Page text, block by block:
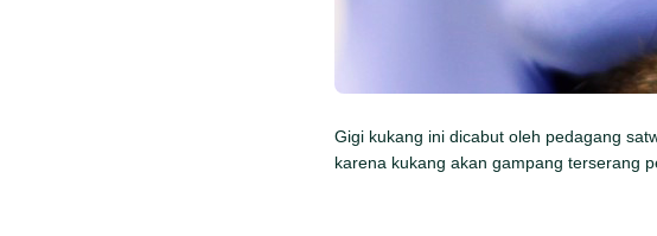
Gigi kukang ini dicabut oleh pedagang
karena kukang akan gampang terserang